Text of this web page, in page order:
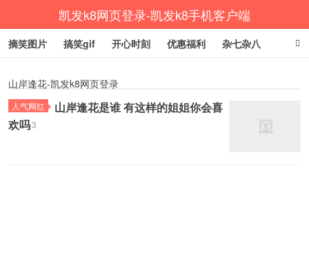
凯发k8网页登录-凯发k8手机客户端
摘笑图片 搞笑gif 开心时刻 优惠福利 杂七杂八
山岸逢花-凯发k8网页登录
人气网红
山岸逢花是谁 有这样的姐姐你会喜
欢吗3